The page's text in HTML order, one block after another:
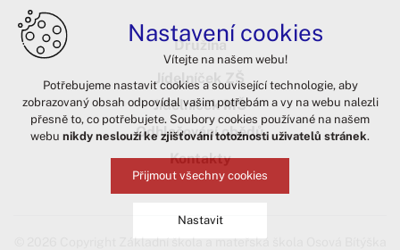
Družina
Jídelníček ZŠ
Jídelníček MŠ
Odhlašování obědů
Kontakty
© 2026 Copyright Základní škola a mateřská škola Osová Bítýška
Nastavení cookies
Vítejte na našem webu!
Potřebujeme nastavit cookies a související technologie, aby
zobrazovaný obsah odpovídal vašim potřebám a vy na webu nalezli
přesně to, co potřebujete. Soubory cookies používané na našem
webu nikdy neslouží ke zjišťování totožnosti uživatelů stránek.
Přijmout všechny cookies
Nastavit